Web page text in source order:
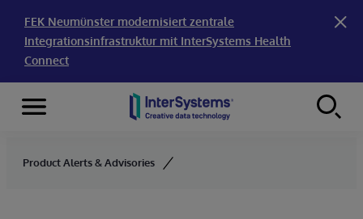
FEK Neumünster modernisiert zentrale
Integrationsinfrastruktur mit InterSystems Health
Connect
Skip to content
Menu
Product Alerts & Advisories